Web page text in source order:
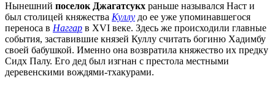
Нынешний поселок Джагатсукх раньше назывался Наст и
был столицей княжества Куллу до ее уже упоминавшегося
переноса в Наггар в XVI веке. Здесь же происходили главные
события, заставившие князей Куллу считать богиню Хадимбу
своей бабушкой. Именно она возвратила княжество их предку
Сидх Палу. Его дед был изгнан с престола местными
деревенскими вождями-тхакурами.